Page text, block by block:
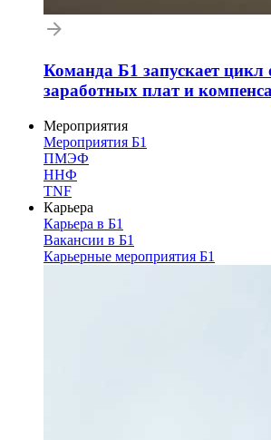
Команда Б1 запускает цикл
заработных плат и
Мероприятия
Мероприятия Б1
ПМЭФ
ННФ
TNF
Карьера
Карьера в Б1
Вакансии в Б1
Карьерные мероприятия Б1